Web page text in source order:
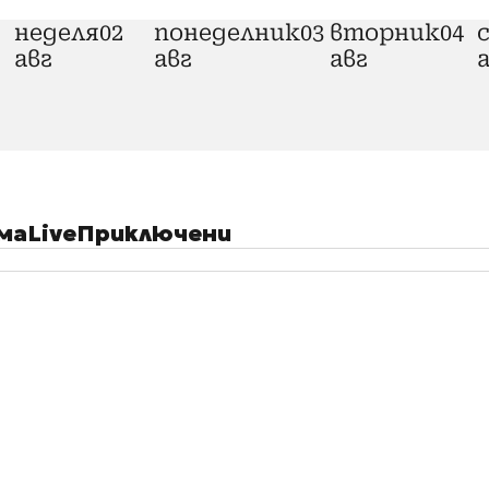
неделя02
авг
понеделник03
авг
вторник04
авг
LiveПриключени